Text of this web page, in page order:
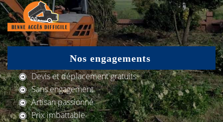
Nos engagements
Devis et déplacement gratuits
Sans engagement
Artisan passionné
Prix imbattable